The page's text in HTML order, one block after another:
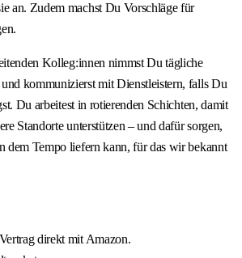
an. Zudem machst Du Vorschläge für
Kolleg:innen nimmst Du tägliche
kommunizierst mit Dienstleistern, falls Du
Du arbeitest in rotierenden Schichten, damit
Standorte unterstützen – und dafür sorgen,
dem Tempo liefern kann, für das wir bekannt
direkt mit Amazon.